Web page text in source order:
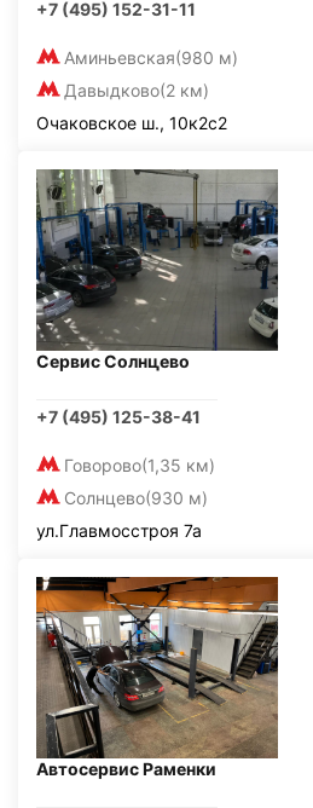
+7 (495) 152-31-11
Аминьевская(980 м)
Давыдково(2 км)
Очаковское ш., 10к2с2
Сервис Солнцево
+7 (495) 125-38-41
Говорово(1,35 км)
Солнцево(930 м)
ул.Главмосстроя 7а
Автосервис Раменки